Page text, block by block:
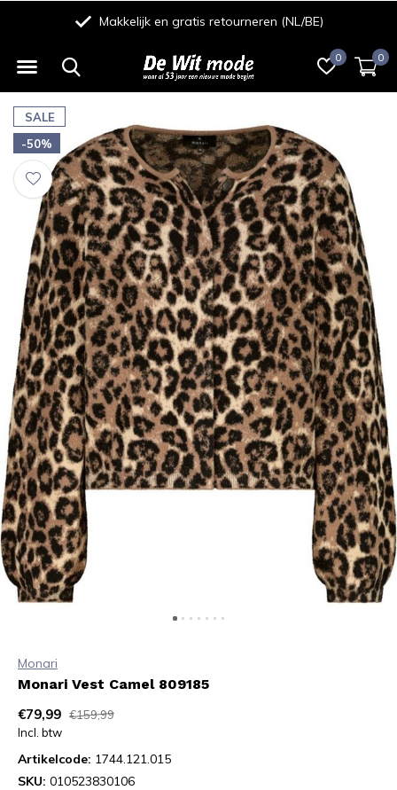
0 0
Makkelijk en gratis retourneren (NL/BE)
SALE
-50%
Monari
Monari Vest Camel 809185
€79,99 €159,99
Incl. btw
Artikelcode: 1744.121.015
SKU: 010523830106